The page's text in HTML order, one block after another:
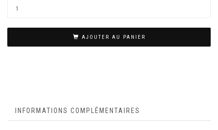
AJOUTER AU PANIER
INFORMATIONS COMPLÉMENTAIRES